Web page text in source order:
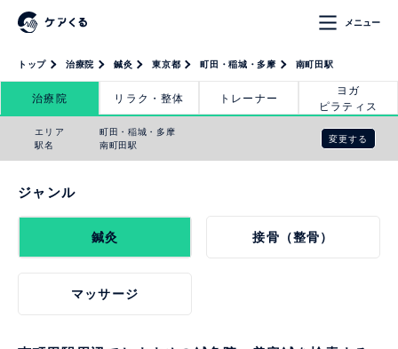
メニュー
トップ 治療院 鍼灸 東京都 町田・稲城・多摩 南町田駅
治療院 リラク・整体 トレーナー
ヨガ
ピラティス
エリア
駅名
町田・稲城・多摩
南町田駅
変更する
ジャンル
鍼灸 接骨（整骨）
マッサージ